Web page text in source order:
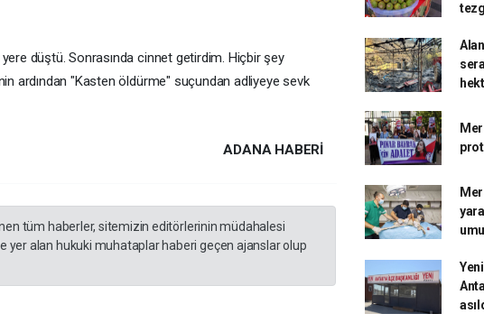
düştü. Sonrasında cinnet getirdim. Hiçbir şey
ardından "Kasten öldürme" suçundan adliyeye sevk
ADANA HABERİ
tüm haberler, sitemizin editörlerinin müdahalesi
yer alan hukuki muhataplar haberi geçen ajanslar olup